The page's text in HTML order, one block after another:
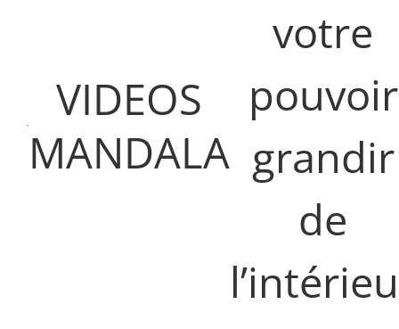
VIDEOS
MANDALA
votre
pouvoir
grandir
de